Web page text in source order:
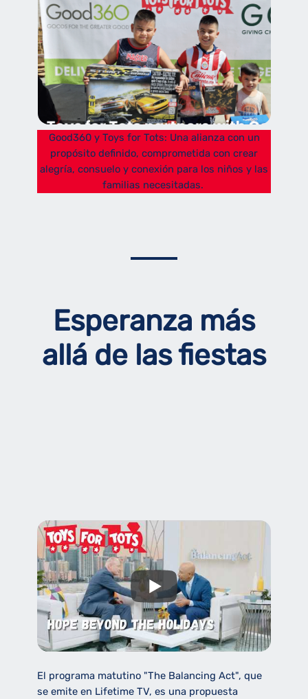
Good360 y Toys for Tots: Una alianza con un
propósito definido, comprometida con crear
alegría, consuelo y conexión para los niños y las
familias necesitadas.
Esperanza más
allá de las fiestas
El programa matutino "The Balancing Act", que
se emite en Lifetime TV, es una propuesta